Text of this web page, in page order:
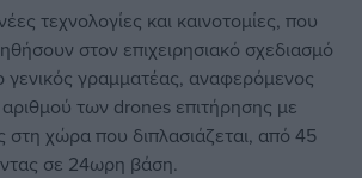
τεχνολογίες και καινοτομίες, που
στον επιχειρησιακό σχεδιασμό
γενικός γραμματέας, αναφερόμενος
των drones επιτήρησης με
στη χώρα που διπλασιάζεται, από 45
σε 24ωρη βάση.